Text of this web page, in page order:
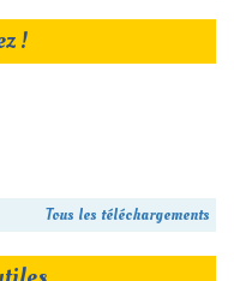
!
Tous les téléchargements